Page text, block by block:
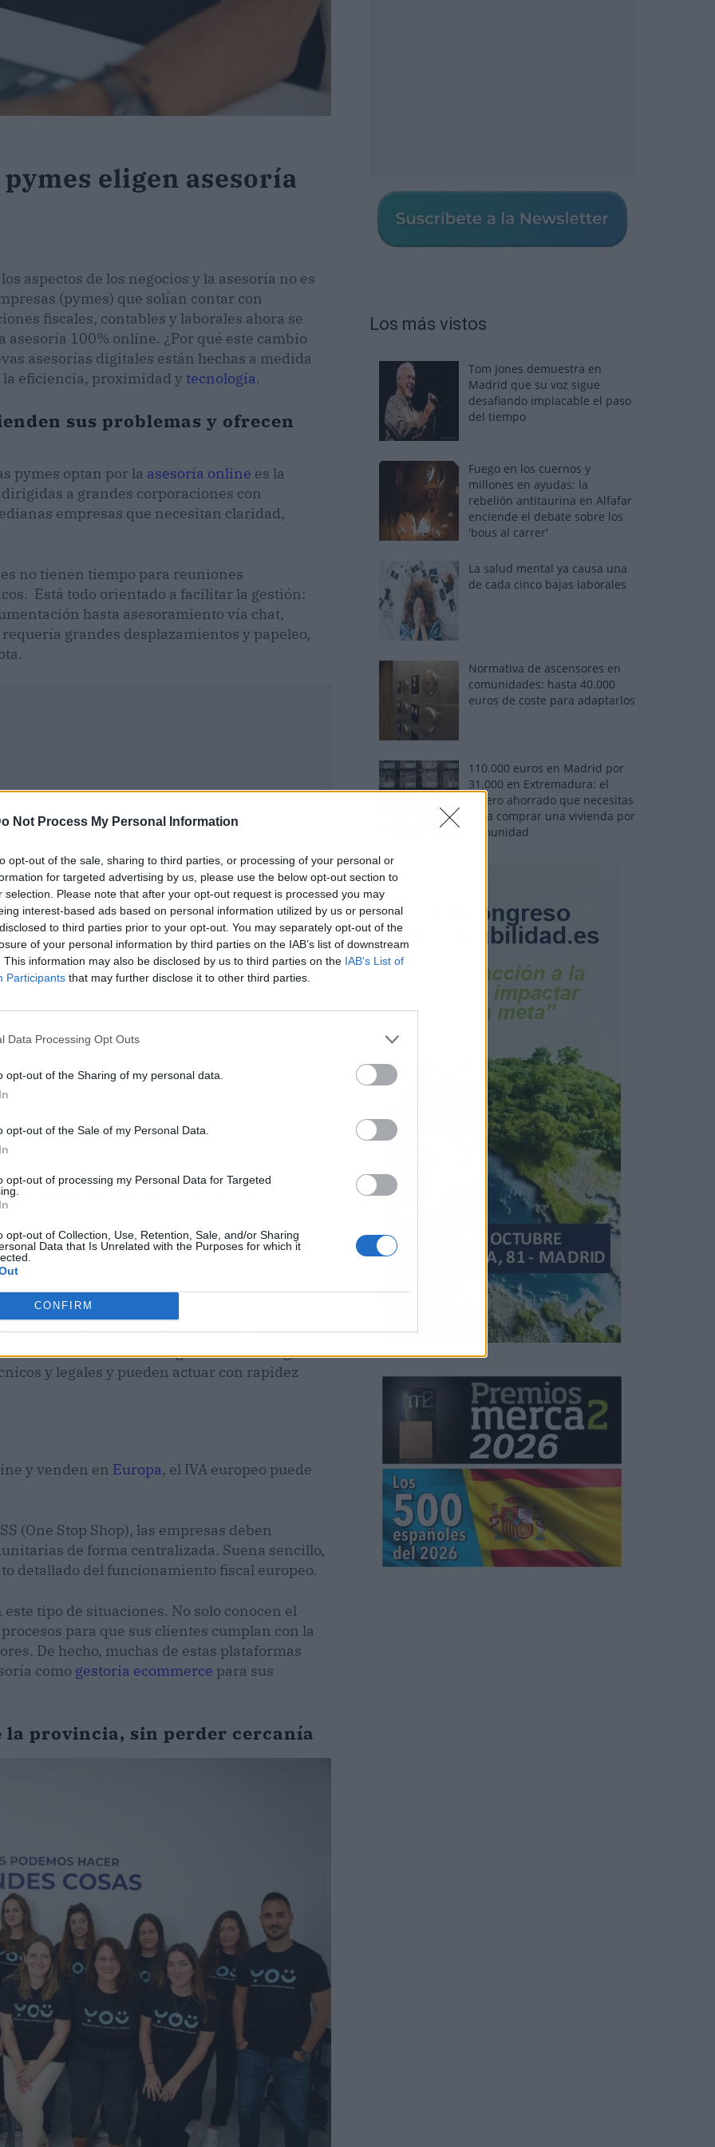
Not Process My Personal Information
opt-out of the sale, sharing to third parties, or processing of your personal or
for targeted advertising by us, please use the below opt-out section to
selection. Please note that after your opt-out request is processed you may
interest-based ads based on personal information utilized by us or personal
to third parties prior to your opt-out. You may separately opt-out of the
of your personal information by third parties on the IAB’s list of downstream
This information may also be disclosed by us to third parties on the IAB’s List of
Participants that may further disclose it to other third parties.
Data Processing Opt Outs
opt-out of the Sharing of my personal data.
opt-out of the Sale of my Personal Data.
opt-out of processing my Personal Data for Targeted
opt-out of Collection, Use, Retention, Sale, and/or Sharing
Data that Is Unrelated with the Purposes for which it
CONFIRM
eligen asesoría
aspectos de los negocios y la asesoría no es
(pymes) que solían contar con
fiscales, contables y laborales ahora se
100% online. ¿Por qué este cambio
asesorías digitales están hechas a medida
eficiencia, proximidad y tecnología.
sus problemas y ofrecen
pymes optan por la asesoría online es la
a grandes corporaciones con
empresas que necesitan claridad,
no tienen tiempo para reuniones
Está todo orientado a facilitar la gestión:
hasta asesoramiento vía chat,
grandes desplazamientos y papeleo,
implantación de Verifactu
es la adaptación al nuevo sistemaque es
verificada, y que requiere que el software
Hacienda.
diferencia. En estos momentos, muchas
100% online acompañan a sus
del software hasta la integración con la Agencia
y legales y pueden actuar con rapidez
y venden en Europa, el IVA europeo puede
(One Stop Shop), las empresas deben
de forma centralizada. Suena sencillo,
detallado del funcionamiento fiscal europeo.
tipo de situaciones. No solo conocen el
para que sus clientes cumplan con la
De hecho, muchas de estas plataformas
como gestoria ecommerce para sus
provincia, sin perder cercanía
Los más vistos
Tom Jones demuestra en
Madrid que su voz sigue
desafiando implacable el paso
del tiempo
Fuego en los cuernos y
millones en ayudas: la
rebelión antitaurina en Alfafar
enciende el debate sobre los
'bous al carrer'
La salud mental ya causa una
de cada cinco bajas laborales
Normativa de ascensores en
comunidades: hasta 40.000
euros de coste para adaptarlos
110.000 euros en Madrid por
31.000 en Extremadura: el
dinero ahorrado que necesitas
para comprar una vivienda por
comunidad